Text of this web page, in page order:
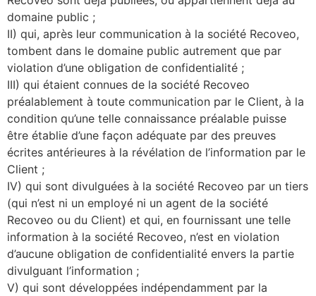
domaine public ;
II) qui, après leur communication à la société Recoveo,
tombent dans le domaine public autrement que par
violation d’une obligation de confidentialité ;
III) qui étaient connues de la société Recoveo
préalablement à toute communication par le Client, à la
condition qu’une telle connaissance préalable puisse
être établie d’une façon adéquate par des preuves
écrites antérieures à la révélation de l’information par le
Client ;
IV) qui sont divulguées à la société Recoveo par un tiers
(qui n’est ni un employé ni un agent de la société
Recoveo ou du Client) et qui, en fournissant une telle
information à la société Recoveo, n’est en violation
d’aucune obligation de confidentialité envers la partie
divulguant l’information ;
V) qui sont développées indépendamment par la